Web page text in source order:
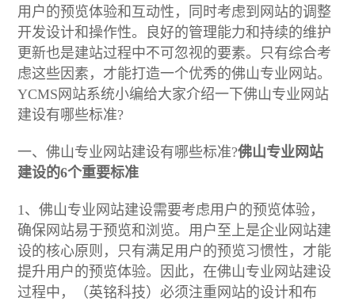
用户的预览体验和互动性，同时考虑到网站的调整
开发设计和操作性。良好的管理能力和持续的维护
更新也是建站过程中不可忽视的要素。只有综合考
虑这些因素，才能打造一个优秀的佛山专业网站。
YCMS网站系统小编给大家介绍一下佛山专业网站
建设有哪些标准?
一、佛山专业网站建设有哪些标准?佛山专业网站
建设的6个重要标准
1、佛山专业网站建设需要考虑用户的预览体验，
确保网站易于预览和浏览。用户至上是企业网站建
设的核心原则，只有满足用户的预览习惯性，才能
提升用户的预览体验。因此，在佛山专业网站建设
过程中，（英铭科技）必须注重网站的设计和布